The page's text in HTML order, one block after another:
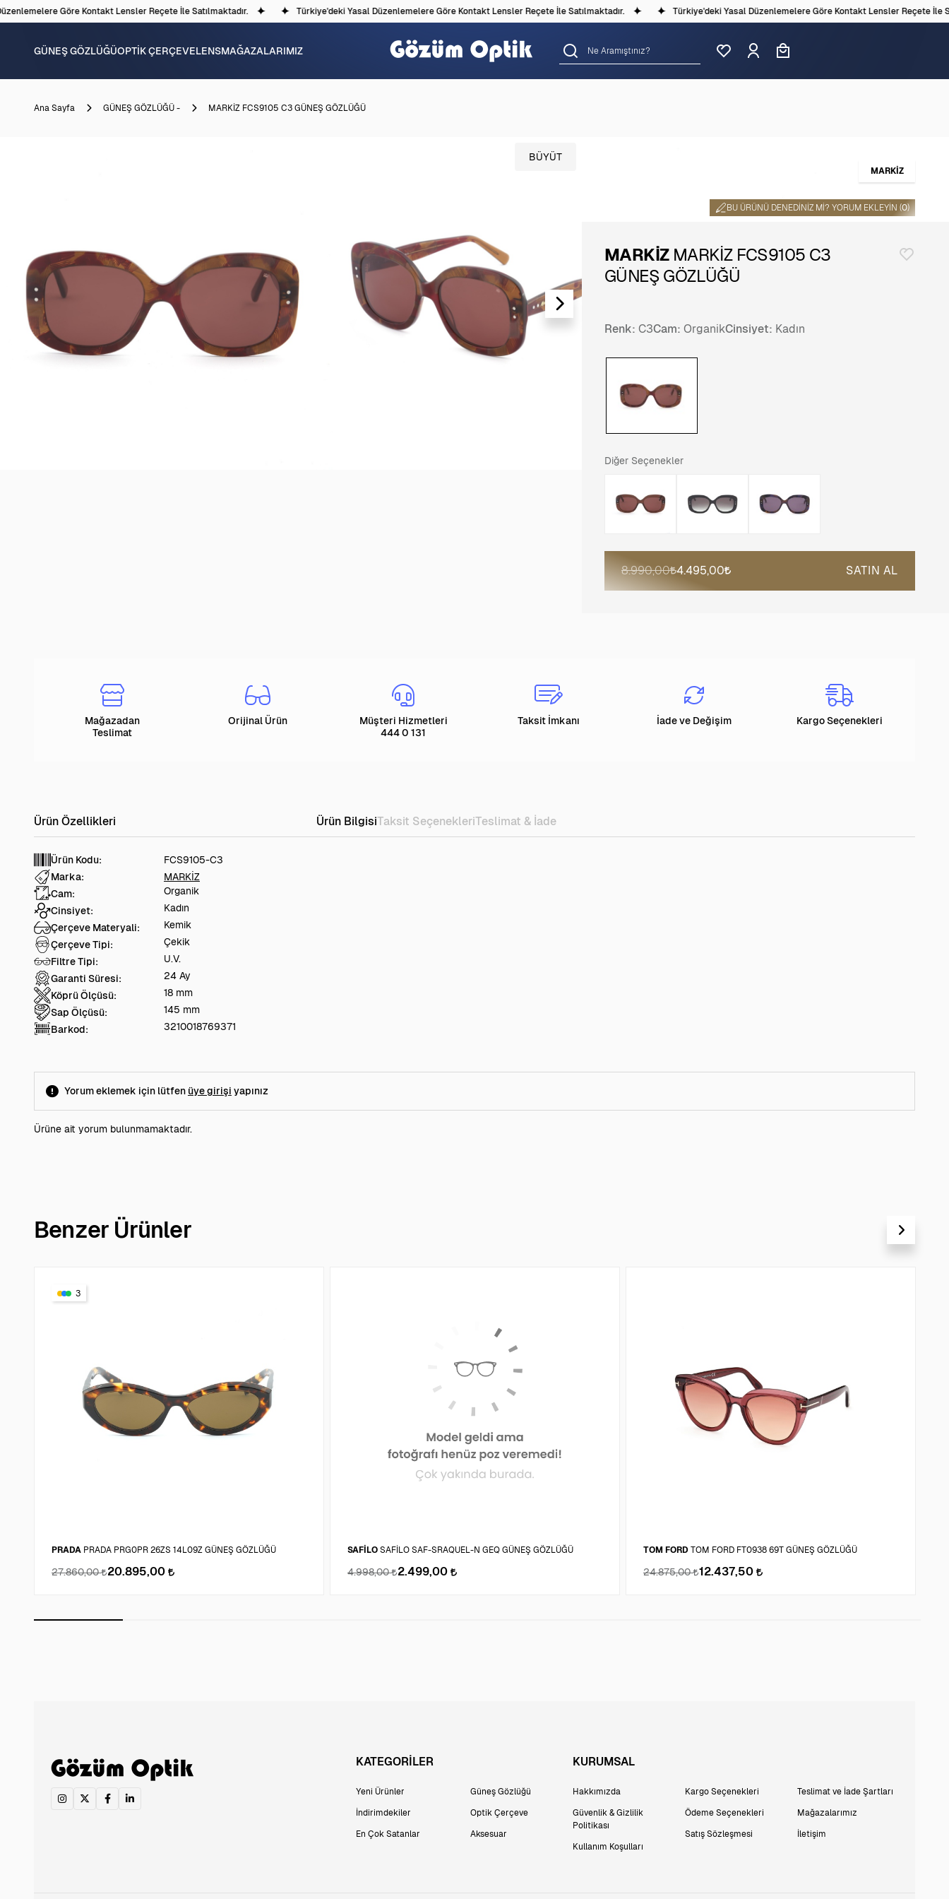
Göre Kontakt Lensler Reçete İle Satılmaktadır. Türkiye'deki Yasal Düzenlemelere Göre Kontakt Lensler Reçete İle Satılmaktadır. Türkiye'deki Yasal Düzenlemelere Göre Kontakt Lensler Reçete İle
GÜNEŞ GÖZLÜĞÜOPTİK ÇERÇEVELENSMAĞAZALARIMIZ
Ana Sayfa GÜNEŞ GÖZLÜĞÜ - MARKİZ FCS9105 C3 GÜNEŞ GÖZLÜĞÜ
BÜYÜT
BU ÜRÜNÜ DENEDINIZ MI? YORUM EKLEYIN (0)
MARKİZ
MARKİZMARKİZ FCS9105 C3
GÜNEŞ GÖZLÜĞÜ
Renk: C3Cam: OrganikCinsiyet: Kadın
Diğer Seçenekler
8.990,00 4.495,00 SATIN AL
Mağazadan
Teslimat
Orijinal Ürün
Müşteri Hizmetleri
444 0 131
Taksit İmkanı İade ve Değişim Kargo Seçenekleri
Ürün Kodu:
FCS9105-C3
Marka:
MARKİZ
Cam:
Organik
Cinsiyet:
Kadın
Çerçeve Materyali:
Kemik
Çerçeve Tipi:
Çekik
Filtre Tipi:
U.V.
Garanti Süresi:
24 Ay
Köprü Ölçüsü:
18 mm
Sap Ölçüsü:
145 mm
Barkod:
3210018769371
Ürün BilgisiTaksit SeçenekleriTeslimat & İade
Yorum eklemek için lütfen üye girişi yapınız
Ürüne ait yorum bulunmamaktadır.
Benzer Ürünler
3
PRADA PRADA PRG0PR 26ZS 14L09Z GÜNEŞ GÖZLÜĞÜ
27.860,00 20.895,00
SAFİLO SAFİLO SAF-SRAQUEL-N GEQ GÜNEŞ GÖZLÜĞÜ
4.998,00 2.499,00
TOM FORD TOM FORD FT0938 69T GÜNEŞ GÖZLÜĞÜ
24.875,00 12.437,50
KATEGORİLER
Yeni Ürünler
İndirimdekiler
En Çok Satanlar
Güneş Gözlüğü
Optik Çerçeve
Aksesuar
KURUMSAL
Hakkımızda
Güvenlik & Gizlilik
Politikası
Kullanım Koşulları
Kargo Seçenekleri
Ödeme Seçenekleri
Satış Sözleşmesi
Teslimat ve İade Şartları
Mağazalarımız
İletişim